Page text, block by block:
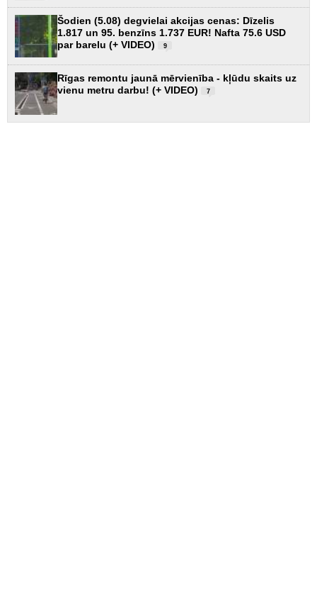
Šodien (5.08) degvielai akcijas cenas: Dīzelis
1.817 un 95. benzīns 1.737 EUR! Nafta 75.6 USD
par barelu (+ VIDEO)
9
Rīgas remontu jaunā mērvienība - kļūdu skaits uz
vienu metru darbu! (+ VIDEO)
7